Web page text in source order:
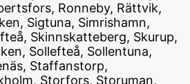
Ronneby, Rättvik,
Sigtuna, Simrishamn,
Skinnskatteberg, Skurup,
Sollefteå, Sollentuna,
Staffanstorp,
Storfors, Storuman,